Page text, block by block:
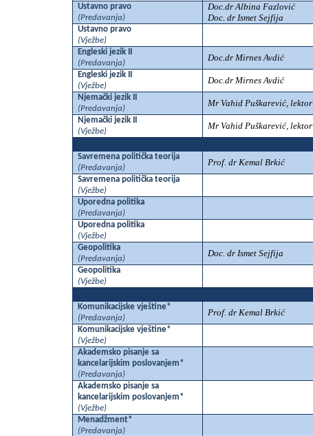
Ustavno pravo
(Predavanja)
Doc.dr Albina Fazlović
Doc. dr Ismet Sejfija
Ustavno pravo
(Vježbe)
Engleski jezik II
(Predavanja)
Doc.dr Mirnes Avdić
Engleski jezik II
(Vježbe)
Doc.dr Mirnes Avdić
Njemački jezik II
(Predavanja)
Mr Vahid Puškarević, lektor
Njemački jezik II
(Vježbe)
Mr Vahid Puškarević, lektor
Savremena politička teorija
(Predavanja)
Prof. dr Kemal Brkić
Savremena politička teorija
(Vježbe)
Uporedna politika
(Predavanja)
Uporedna politika
(Vježbe)
Geopolitika
(Predavanja)
Doc. dr Ismet Sejfija
Geopolitika
(Vježbe)
Komunikacijske vještine*
(Predavanja)
Prof. dr Kemal Brkić
Komunikacijske vještine*
(Vježbe)
Akademsko pisanje sa
kancelarijskim poslovanjem*
(Predavanja)
Akademsko pisanje sa
kancelarijskim poslovanjem*
(Vježbe)
Menadžment*
(Predavanja)